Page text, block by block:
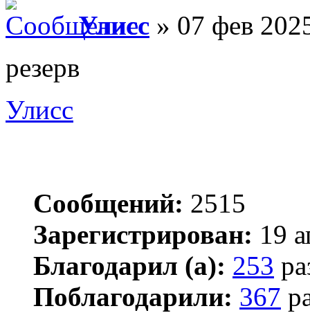
Улисс » 07 фев
резерв
Улисс
Сообщений: 2515
Зарегистрирован: 19
Благодарил (а): 253
Поблагодарили: 367